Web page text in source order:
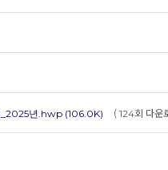
년.hwp (106.0K) ( 124회 다운